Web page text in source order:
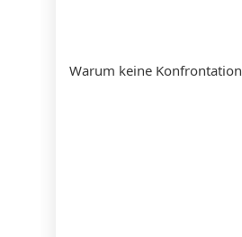
Warum keine